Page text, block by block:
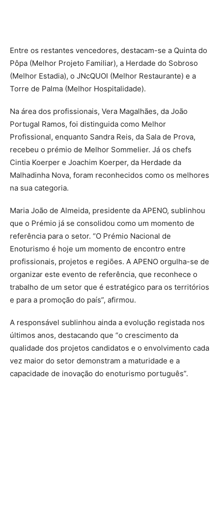
Entre os restantes vencedores, destacam-se a Quinta do
Pôpa (Melhor Projeto Familiar), a Herdade do Sobroso
(Melhor Estadia), o JNcQUOI (Melhor Restaurante) e a
Torre de Palma (Melhor Hospitalidade).
Na área dos profissionais, Vera Magalhães, da João
Portugal Ramos, foi distinguida como Melhor
Profissional, enquanto Sandra Reis, da Sala de Prova,
recebeu o prémio de Melhor Sommelier. Já os chefs
Cintia Koerper e Joachim Koerper, da Herdade da
Malhadinha Nova, foram reconhecidos como os melhores
na sua categoria.
Maria João de Almeida, presidente da APENO, sublinhou
que o Prémio já se consolidou como um momento de
referência para o setor. “O Prémio Nacional de
Enoturismo é hoje um momento de encontro entre
profissionais, projetos e regiões. A APENO orgulha-se de
organizar este evento de referência, que reconhece o
trabalho de um setor que é estratégico para os territórios
e para a promoção do país”, afirmou.
A responsável sublinhou ainda a evolução registada nos
últimos anos, destacando que “o crescimento da
qualidade dos projetos candidatos e o envolvimento cada
vez maior do setor demonstram a maturidade e a
capacidade de inovação do enoturismo português”.